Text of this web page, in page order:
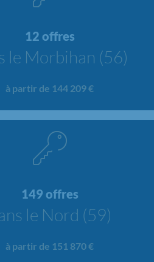
12 offres
le Morbihan (56)
à partir de 144 209 €
149 offres
le Nord (59)
à partir de 151 870 €